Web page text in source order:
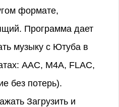
формате,
Программа дает
музыку с Ютуба в
AAC, M4A, FLAC,
без потерь).
Загрузить и